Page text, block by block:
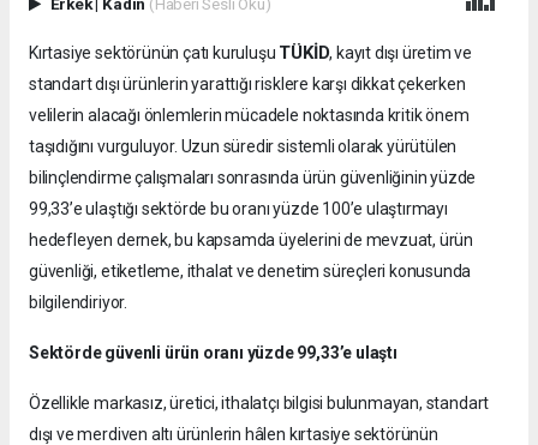
Kırtasiye sektörünün çatı kuruluşu TÜKİD, kayıt dışı üretim ve
standart dışı ürünlerin yarattığı risklere karşı dikkat çekerken
velilerin alacağı önlemlerin mücadele noktasında kritik önem
taşıdığını vurguluyor. Uzun süredir sistemli olarak yürütülen
bilinçlendirme çalışmaları sonrasında ürün güvenliğinin yüzde
99,33’e ulaştığı sektörde bu oranı yüzde 100’e ulaştırmayı
hedefleyen dernek, bu kapsamda üyelerini de mevzuat, ürün
güvenliği, etiketleme, ithalat ve denetim süreçleri konusunda
bilgilendiriyor.
Sektörde güvenli ürün oranı yüzde 99,33’e ulaştı
Özellikle markasız, üretici, ithalatçı bilgisi bulunmayan, standart
dışı ve merdiven altı ürünlerin hâlen kırtasiye sektörünün